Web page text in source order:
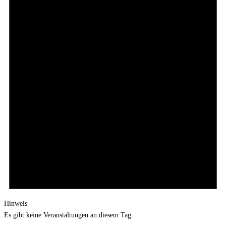
Hinweis
Es gibt keine Veranstaltungen an diesem Tag.